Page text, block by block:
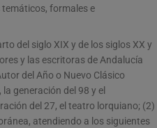
formales e
del siglo XIX y de los siglos XX y
y las escritoras de Andalucía
del Año o Nuevo Clásico
generación del 98 y el
del 27, el teatro lorquiano; (2)
atendiendo a los siguientes